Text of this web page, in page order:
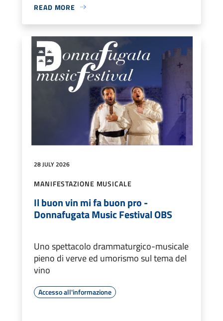
READ MORE
28 JULY 2026
MANIFESTAZIONE MUSICALE
Il buon vin mi fa buon pro -
Donnafugata Music Festival OBS
Uno spettacolo drammaturgico-musicale
pieno di verve ed umorismo sul tema del
vino
Accesso all'informazione